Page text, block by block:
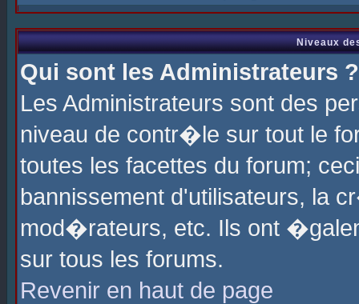
Niveaux
Qui sont les Administrateurs ?
Les Administrateurs sont des
niveau de contr�le sur tout le
toutes les facettes du forum;
bannissement d'utilisateurs, la
mod�rateurs, etc. Ils ont
sur tous les forums.
Revenir en haut de page